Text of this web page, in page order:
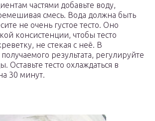
частями добавьте воду,
смесь. Вода должна быть
не очень густое тесто. Оно
консистенции, чтобы тесто
не стекая с неё. В
результата, регулируйте
Оставьте тесто охлаждаться в
30 минут.